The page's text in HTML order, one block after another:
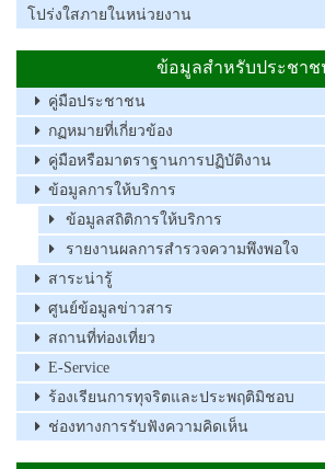
โปร่งใสภายในหน่วยงาน
ข้อมูลสำหรับประชาช
คู่มือประชาชน
กฏหมายที่เกี่ยวข้อง
คู่มือหรือมาตราฐานการปฏิบัติงาน
ข้อมูลการให้บริการ
ข้อมูลสถิติการให้บริการ
รายงานผลการสำรวจความพึงพอใจ
สาระน่ารู้
ศูนย์ข้อมูลข่าวสาร
สถานที่ท่องเที่ยว
E-Service
ร้องเรียนการทุจริตและประพฤติมิชอบ
ช่องทางการรับฟังความคิดเห็น